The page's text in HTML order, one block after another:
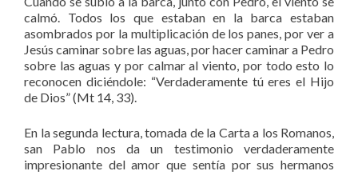
calmó. Todos los que estaban en la barca estaban
asombrados por la multiplicación de los panes, por ver a
Jesús caminar sobre las aguas, por hacer caminar a Pedro
sobre las aguas y por calmar al viento, por todo esto lo
reconocen diciéndole: “Verdaderamente tú eres el Hijo
de Dios” (Mt 14, 33).
En la segunda lectura, tomada de la Carta a los Romanos,
san Pablo nos da un testimonio verdaderamente
impresionante del amor que sentía por sus hermanos